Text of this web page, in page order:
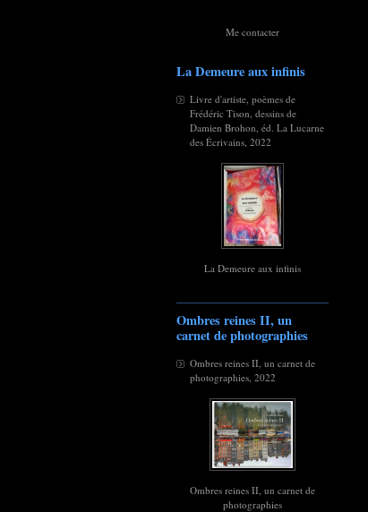
Me contacter
La Demeure aux infinis
Livre d'artiste, poèmes de
Frédéric Tison, dessins de
Damien Brohon, éd. La Lucarne
des Écrivains, 2022
La Demeure aux infinis
Ombres reines II, un
carnet de photographies
Ombres reines II, un carnet de
photographies, 2022
Ombres reines II, un carnet de
photographies